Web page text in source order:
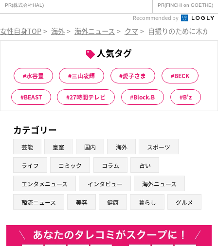
PR(株式会社HAL) PR(FINCHI on GOETHE)
Recommended by
女性自身TOP > 海外 > 海外ニュース > クマ > 自撮りのために木か
人気タグ
水谷豊 三山凌輝 愛子さま BECK
BEAST 27時間テレビ Block.B B'z
カテゴリー
芸能 皇室 国内 海外 スポーツ
ライフ コミック コラム 占い
エンタメニュース インタビュー 海外ニュース
韓流ニュース 美容 健康 暮らし グルメ